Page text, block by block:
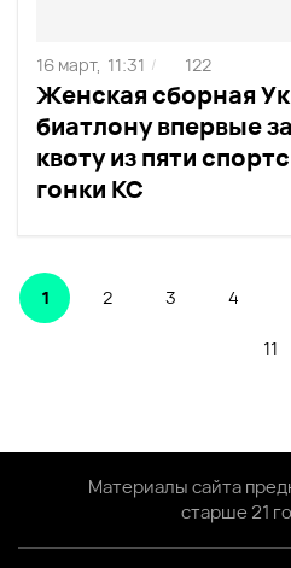
Женская сборная
биатлону впервые
квоту из пяти
гонки КС
16 март, 11:31 / 122
1 2 3 4
11
Материалы сайта
старше 21